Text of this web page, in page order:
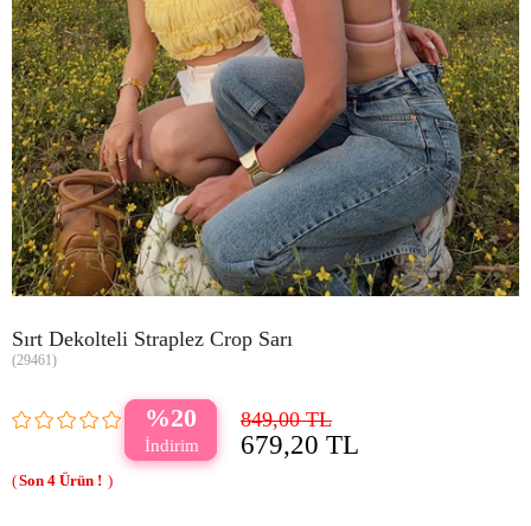
Sırt Dekolteli Straplez Crop Sarı
(29461)
20 849,00 TL
679,20 TL
4